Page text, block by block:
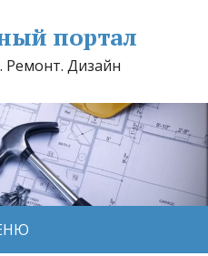
портал
Ремонт. Дизайн